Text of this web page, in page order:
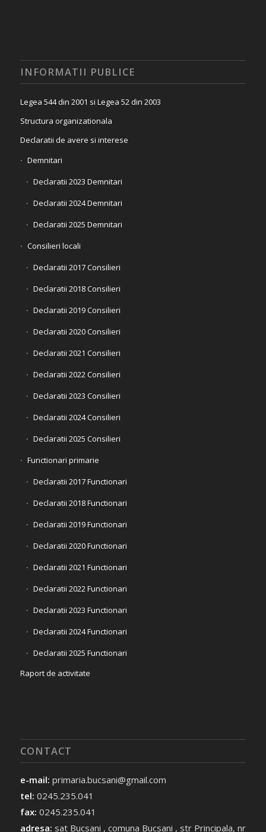
INFORMATII PUBLICE
Legea 544 din 2001 si Legea 52 din 2003
Structura organizationala
Declaratii de avere si interese
Demnitari
Declaratii 2023 Demnitari
Declaratii 2024 Demnitari
Declaratii 2025 Demnitari
Consilieri locali
Declaratii 2017 Consilieri
Declaratii 2018 Consilieri
Declaratii 2019 Consilieri
Declaratii 2020 Consilieri
Declaratii 2021 Consilieri
Declaratii 2022 Consilieri
Declaratii 2023 Consilieri
Declaratii 2024 Consilieri
Declaratii 2025 Consilieri
Functionari primarie
Declaratii 2017 Functionari
Declaratii 2018 Functionari
Declaratii 2019 Functionari
Declaratii 2020 Functionari
Declaratii 2021 Functionari
Declaratii 2022 Functionari
Declaratii 2023 Functionari
Declaratii 2024 Functionari
Declaratii 2025 Functionari
Raport de activitate
CONTACT
e-mail: primaria.bucsani@gmail.com
tel: 0245.235.041
fax: 0245.235.041
adresa: sat Bucsani , comuna Bucsani , str Principala, nr